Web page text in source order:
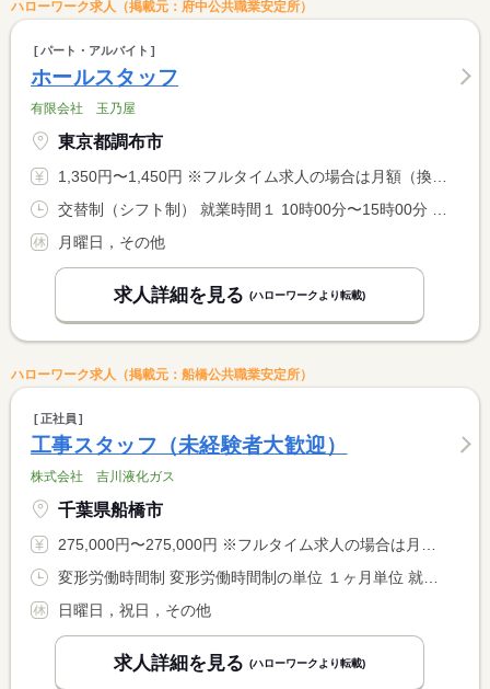
ハローワーク求人（掲載元：府中公共職業安定所）
パート・アルバイト
ホールスタッフ
有限会社 玉乃屋
東京都調布市
1,350円〜1,450円 ※フルタイム求人の場合は月額（換算額）、パート求人の場合は時間額を表示しています。
月曜日，その他
求人詳細を見る (ハローワークより転載)
ハローワーク求人（掲載元：船橋公共職業安定所）
正社員
工事スタッフ（未経験者大歓迎）
株式会社 吉川液化ガス
千葉県船橋市
275,000円〜275,000円 ※フルタイム求人の場合は月額（換算額）、パート求人の場合は時間額を表示しています。
日曜日，祝日，その他
求人詳細を見る (ハローワークより転載)